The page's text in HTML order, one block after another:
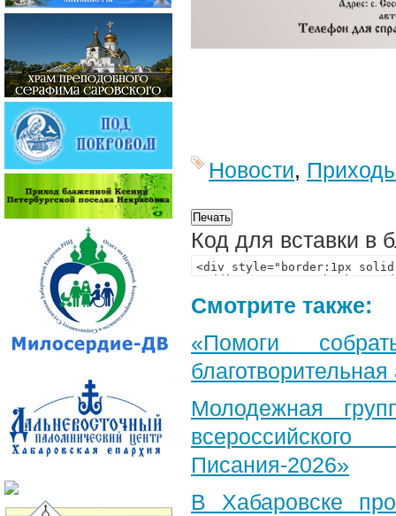
Новости,
Код для вставки в
Смотрите также:
«Помоги
Молодежная
Писания-2026»
В Хабаровске